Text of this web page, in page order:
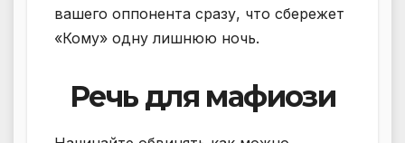
вашего оппонента сразу, что сбережет
«Кому» одну лишнюю ночь.
Речь для мафиози